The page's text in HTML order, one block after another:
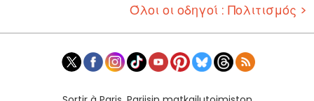
Όλοι οι οδηγοί : Πολιτισμός >